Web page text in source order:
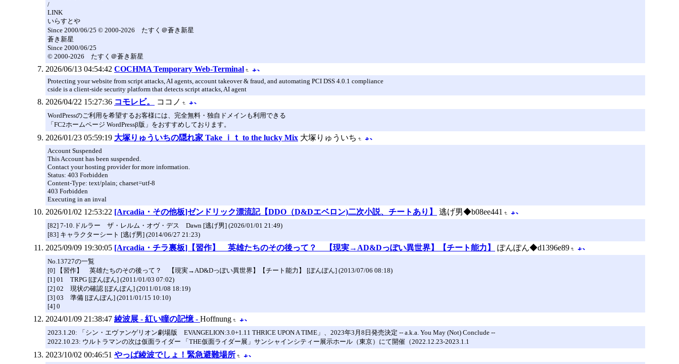
/
LINK
いらすとや
Since 2000/06/25 © 2000-2026 たすく＠蒼き新星
蒼き新星
Since 2000/06/25
© 2000-2026 たすく＠蒼き新星
2026/06/13 04:54:42 COCHMA Temporary Web-Terminal
Protecting your website from script attacks, AI agents, account takeover & fraud, and automating PCI DSS 4.0.1 compliance
cside is a client-side security platform that detects script attacks, AI agent
2026/04/22 15:27:36 コモレビ。 ココノ
WordPressのご利用を希望するお客様には、完全無料・独自ドメインも利用できる
「FC2ホームページ WordPressβ版」をおすすめしております。
2026/01/23 05:59:19 大塚りゅういちの隠れ家 Take ｉｔ to the lucky Mix 大塚りゅういち
Account Suspended
This Account has been suspended.
Contact your hosting provider for more information.
Status: 403 Forbidden
Content-Type: text/plain; charset=utf-8
403 Forbidden
Executing in an inval
2026/01/02 12:53:22 [Arcadia・その他板]ゼンドリック漂流記【DDO（D&Dエベロン)二次小説、チートあり】 逃げ男◆b08ee441
[82] 7-10.ドルラー ザ・レルム・オヴ・デス Dawn [逃げ男] (2026/01/01 21:49)
[83] キャラクターシート [逃げ男] (2014/06/27 21:23)
2025/09/09 19:30:05 [Arcadia・チラ裏板]【習作】 英雄たちのその後って？ 【現実→AD&Dっぽい異世界】【チート能力】 ぽんぽん◆d1396e89
No.13727の一覧
[0] 【習作】 英雄たちのその後って？ 【現実→AD&Dっぽい異世界】【チート能力】 [ぽんぽん] (2013/07/06 08:18)
[1] 01 TRPG [ぽんぽん] (2011/01/03 07:02)
[2] 02 現状の確認 [ぽんぽん] (2011/01/08 18:19)
[3] 03 準備 [ぽんぽん] (2011/01/15 10:10)
[4] 0
2024/01/09 21:38:47 綾波展 - 紅い瞳の記憶 - Hoffnung
2023.1.20: 「シン・エヴァンゲリオン劇場版 EVANGELION:3.0+1.11 THRICE UPON A TIME」、2023年3月8日発売決定 -- a.k.a. You May (Not) Conclude --
2022.10.23: ウルトラマンの次は仮面ライダー 「THE仮面ライダー展」サンシャインシティー展示ホール（東京）にて開催（2022.12.23-2023.1.1
2023/10/02 00:46:51 やっぱ綾波でしょ！緊急避難場所